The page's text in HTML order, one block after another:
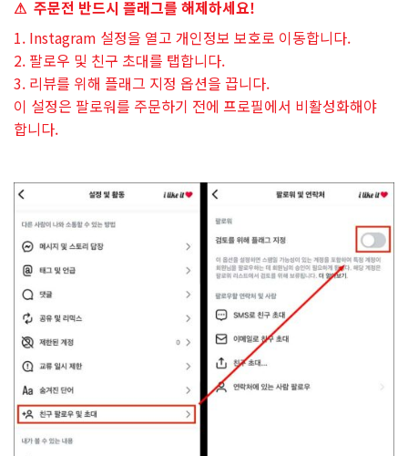
⚠ 주문전 반드시 플래그를 해제하세요!
1.⁠ ⁠Instagram 설정을 열고 개인정보 보호로 이동합니다.
2.⁠ ⁠팔로우 및 친구 초대를 탭합니다.
3.⁠ ⁠리뷰를 위해 플래그 지정 옵션을 끕니다.
이 설정은 팔로워를 주문하기 전에 프로필에서 비활성화해야
합니다.